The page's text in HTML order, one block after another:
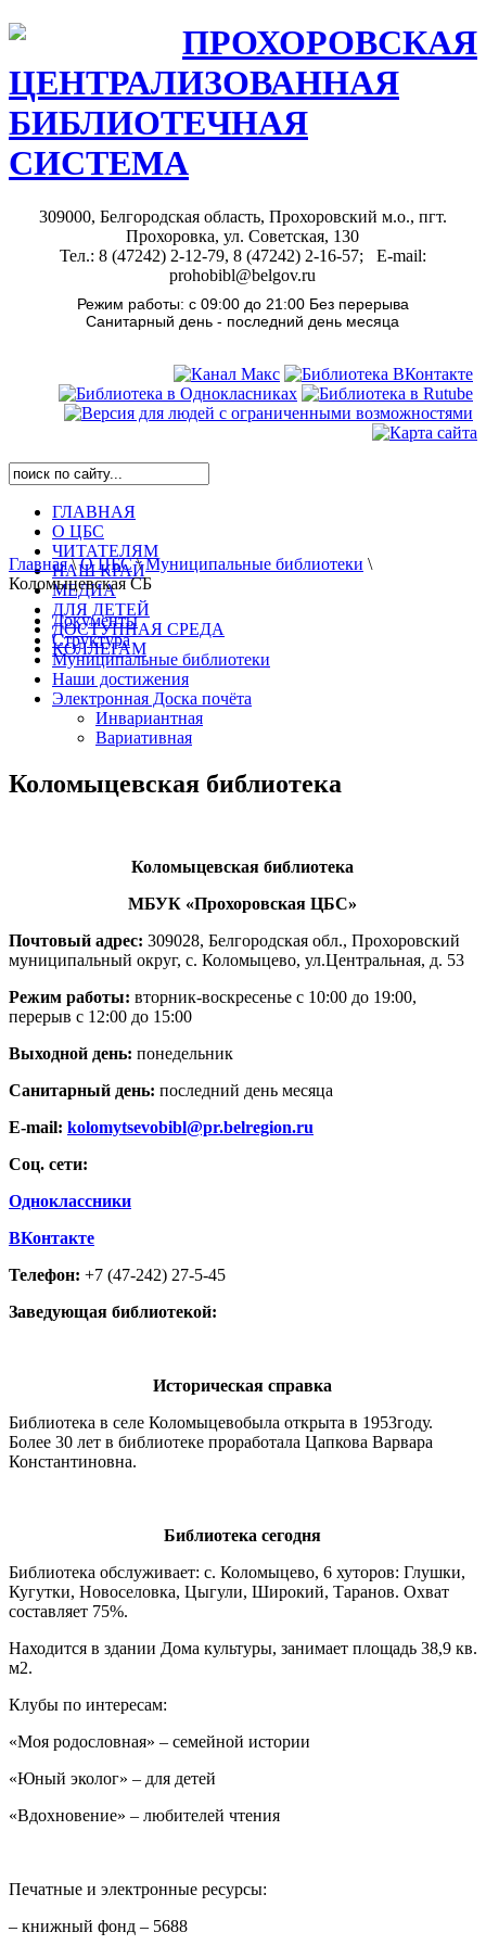
ПРОХОРОВСКАЯ
ЦЕНТРАЛИЗОВАННАЯ
БИБЛИОТЕЧНАЯ
СИСТЕМА
309000, Белгородская область, Прохоровский м.о., пгт.
Прохоровка, ул. Советская, 130
Тел.: 8 (47242) 2-12-79, 8 (47242) 2-16-57; E-mail:
prohobibl@belgov.ru
Режим работы: с 09:00 до 21:00 Без перерыва
Санитарный день - последний день месяца
ГЛАВНАЯ
О ЦБС
ЧИТАТЕЛЯМ
НАШ КРАЙ
МЕДИА
ДЛЯ ДЕТЕЙ
ДОСТУПНАЯ СРЕДА
КОЛЛЕГАМ
Главная\О ЦБС\Муниципальные библиотеки \
Коломыцевская СБ
Документы
Структура
Муниципальные библиотеки
Наши достижения
Электронная Доска почёта
Инвариантная
Вариативная
Коломыцевская библиотека
Коломыцевскаябиблиотека
МБУК «Прохоровская ЦБС»
Почтовый адрес: 309028, Белгородская обл., Прохоровский
муниципальный округ, с. Коломыцево, ул.Центральная, д. 53
Режим работы: вторник-воскресенье с 10:00 до 19:00,
перерыв с 12:00 до 15:00
Выходной день: понедельник
Санитарный день: последний день месяца
E-mail: kolomytsevobibl@pr.belregion.ru
Соц. сети:
Одноклассники
ВКонтакте
Телефон: +7 (47-242) 27-5-45
Заведующая библиотекой:
Историческая справка
Библиотека в селе Коломыцевобыла открыта в 1953году.
Более 30 лет в библиотеке проработала Цапкова Варвара
Константиновна.
Библиотека сегодня
Библиотека обслуживает: с. Коломыцево, 6 хуторов: Глушки,
Кугутки, Новоселовка, Цыгули, Широкий, Таранов. Охват
составляет 75%.
Находится в здании Дома культуры, занимает площадь 38,9 кв.
м2.
Клубы по интересам:
«Моя родословная» – семейной истории
«Юный эколог» – для детей
«Вдохновение» – любителей чтения
Печатные и электронные ресурсы:
– книжный фонд – 5688